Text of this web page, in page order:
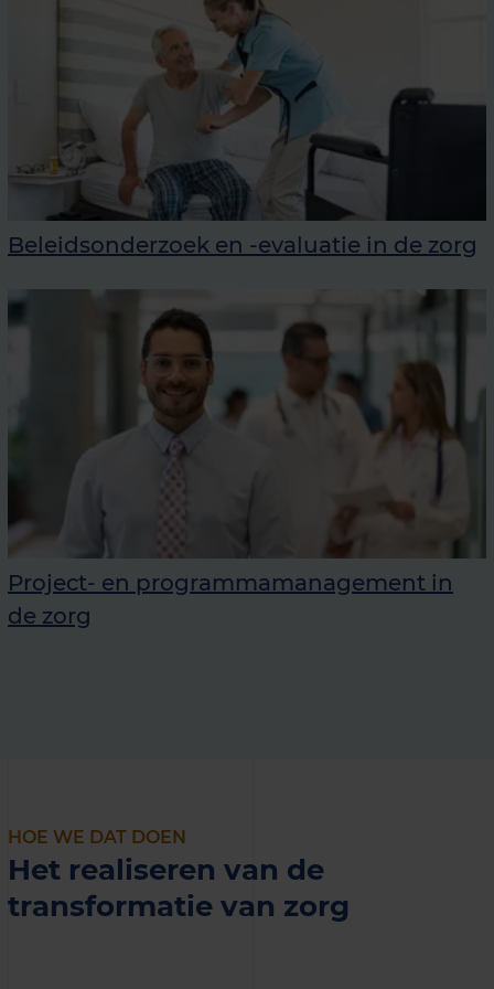
Beleidsonderzoek en -evaluatie in de zorg
Project- en programmamanagement in
de zorg
HOE WE DAT DOEN
Het realiseren van de
transformatie van zorg